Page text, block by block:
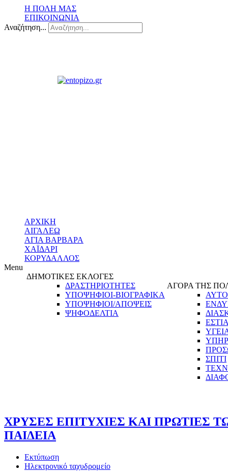
Η ΠΟΛΗ ΜΑΣ
ΕΠΙΚΟΙΝΩΝΙΑ
Αναζήτηση...
ΑΡΧΙΚΗ
ΑΙΓΑΛΕΩ
ΑΓΙΑ ΒΑΡΒΑΡΑ
ΧΑΪΔΑΡΙ
ΚΟΡΥΔΑΛΛΟΣ
Menu
ΔΗΜΟΤΙΚΕΣ ΕΚΛΟΓΕΣ
ΔΡΑΣΤΗΡΙΟΤΗΤΕΣ
ΥΠΟΨΗΦΙΟΙ-ΒΙΟΓΡΑΦΙΚΑ
ΥΠΟΨΗΦΙΟΙ/ΑΠΟΨΕΙΣ
ΨΗΦΟΔΕΛΤΙΑ
ΑΓΟΡΑ ΤΗΣ
ΣΠΙΤΙ
ΧΡΥΣΕΣ ΕΠΙΤΥΧΙΕΣ ΚΑΙ ΠΡΩΤΙΕΣ
ΠΑΙΔΕΙΑ
Εκτύπωση
Ηλεκτρονικό ταχυδρομείο